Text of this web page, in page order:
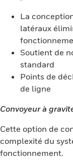
La
latéraux
Soutient de
standard
Points de
de ligne
Convoyeur à
Cette option de
complexité du
fonctionnement.